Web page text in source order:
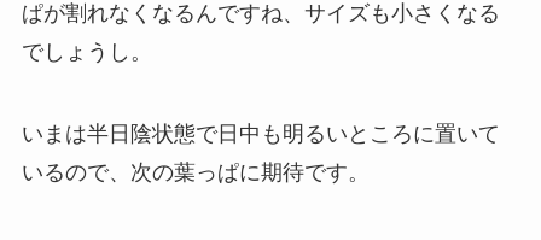
ぱが割れなくなるんですね、サイズも小さくなる
でしょうし。
いまは半日陰状態で日中も明るいところに置いて
いるので、次の葉っぱに期待です。